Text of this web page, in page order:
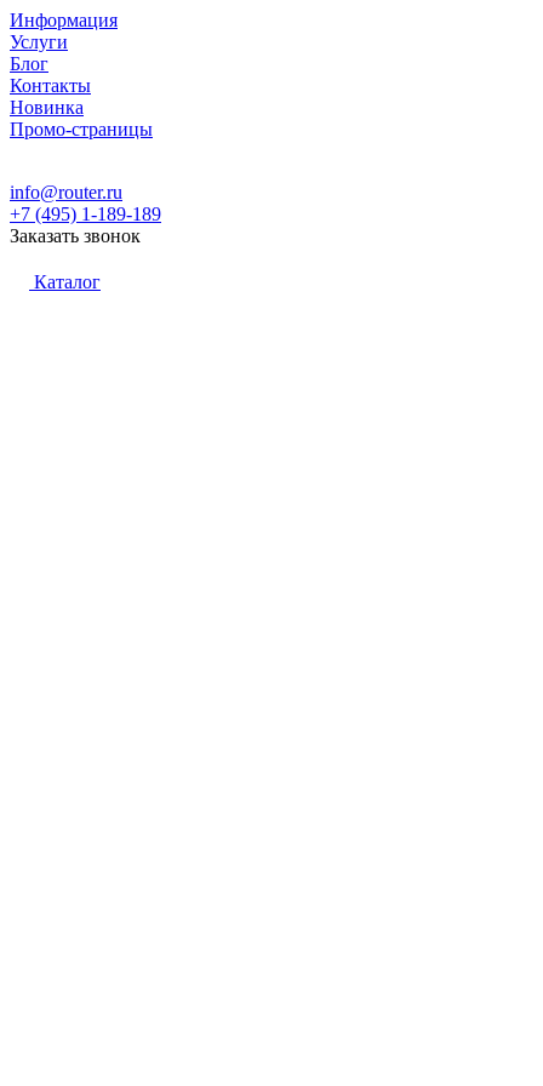
Информация
Услуги
Блог
Контакты
Новинка
Промо-страницы
info@router.ru
+7 (495) 1-189-189
Заказать звонок
Каталог